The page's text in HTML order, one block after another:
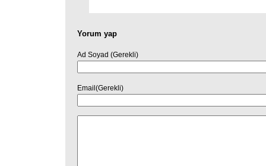
Yorum yap
Ad Soyad (Gerekli)
Email(Gerekli)